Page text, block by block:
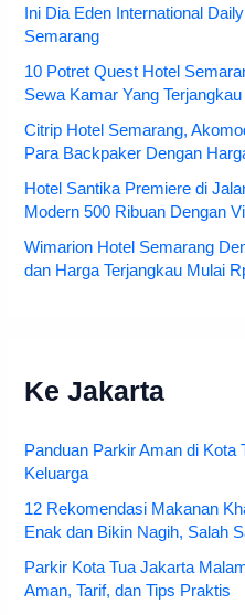
Ini Dia Eden International
Semarang
10 Potret Quest Hotel
Sewa Kamar Yang
Citrip Hotel Semarang,
Para Backpaker Dengan
Hotel Santika Premiere di
Modern 500 Ribuan Dengan
Wimarion Hotel Semarang
dan Harga Terjangkau Mulai
Ke Jakarta
Panduan Parkir Aman di
Keluarga
12 Rekomendasi Makanan
Enak dan Bikin Nagih, Salah
Parkir Kota Tua Jakarta
Aman, Tarif, dan Tips Praktis